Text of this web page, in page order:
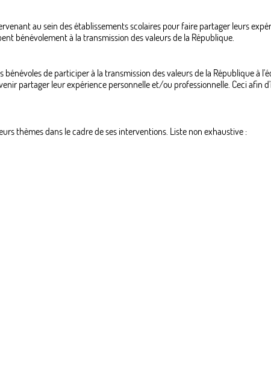
au sein des établissements scolaires pour faire partager leurs
bénévolement à la transmission des valeurs de la République.
de participer à la transmission des valeurs de la République à
partager leur expérience personnelle et/ou professionnelle. Ceci afin
thèmes dans le cadre de ses interventions. Liste non exhaustive :